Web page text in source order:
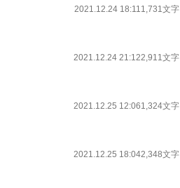
2021.12.24 18:111,731文字
2021.12.24 21:122,911文字
2021.12.25 12:061,324文字
2021.12.25 18:042,348文字